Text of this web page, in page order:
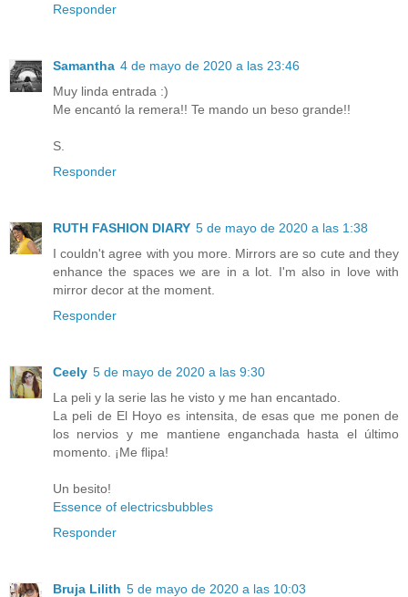
Responder
Samantha 4 de mayo de 2020 a las 23:46
Muy linda entrada :)
Me encantó la remera!! Te mando un beso grande!!
S.
Responder
RUTH FASHION DIARY 5 de mayo de 2020 a las 1:38
I couldn't agree with you more. Mirrors are so cute and they
enhance the spaces we are in a lot. I'm also in love with
mirror decor at the moment.
Responder
Ceely 5 de mayo de 2020 a las 9:30
La peli y la serie las he visto y me han encantado.
La peli de El Hoyo es intensita, de esas que me ponen de
los nervios y me mantiene enganchada hasta el último
momento. ¡Me flipa!
Un besito!
Essence of electricsbubbles
Responder
Bruja Lilith 5 de mayo de 2020 a las 10:03